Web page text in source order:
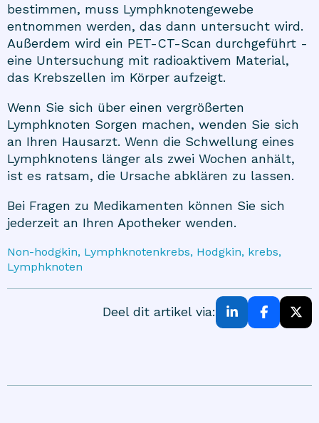
bestimmen, muss Lymphknotengewebe
entnommen werden, das dann untersucht wird.
Außerdem wird ein PET-CT-Scan durchgeführt -
eine Untersuchung mit radioaktivem Material,
das Krebszellen im Körper aufzeigt.
Wenn Sie sich über einen vergrößerten
Lymphknoten Sorgen machen, wenden Sie sich
an Ihren Hausarzt. Wenn die Schwellung eines
Lymphknotens länger als zwei Wochen anhält,
ist es ratsam, die Ursache abklären zu lassen.
Bei Fragen zu Medikamenten können Sie sich
jederzeit an Ihren Apotheker wenden.
Non-hodgkin, Lymphknotenkrebs, Hodgkin, krebs,
Lymphknoten
Deel dit artikel via: